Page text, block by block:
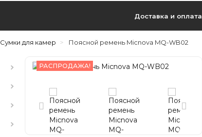
Доставка и оплата
Сумки для камер Поясной ремень Micnova MQ-WB02
РАСПРОДАЖА!